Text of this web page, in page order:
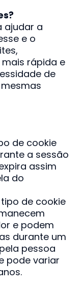
ajudar a
e o
rápida e
de
de cookie
a sessão
assim
do
de cookie
e podem
​​durante um
pessoa
pode variar